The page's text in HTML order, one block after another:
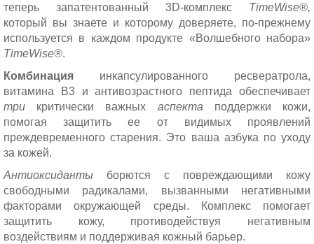
теперь запатентованный 3D-комплекс TimeWise®,
который вы знаете и которому доверяете, по-прежнему
используется в каждом продукте «Волшебного набора»
TimeWise®.
Комбинация инкапсулированного ресвератрола,
витамина B3 и антивозрастного пептида обеспечивает
три критически важных аспекта поддержки кожи,
помогая защитить ее от видимых проявлений
преждевременного старения. Это ваша азбука по уходу
за кожей.
Антиоксиданты борются с повреждающими кожу
свободными радикалами, вызванными негативными
факторами окружающей среды. Комплекс помогает
защитить кожу, противодействуя негативным
воздействиям и поддерживая кожный барьер.